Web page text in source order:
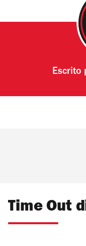
Escrito
Time Out